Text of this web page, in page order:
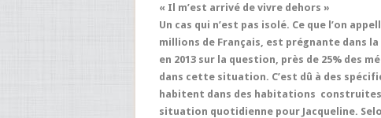
« Il m’est arrivé de vivre dehors »
Un cas qui n’est pas isolé. Ce que l’on
millions de Français, est prégnante dans
en 2013 sur la question, près de 25% des
dans cette situation. C’est dû à des
habitent dans des habitations construites
situation quotidienne pour Jacqueline.